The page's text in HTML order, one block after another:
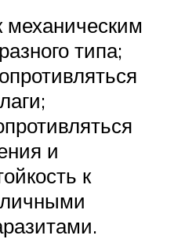
механическим
типа;
и
к